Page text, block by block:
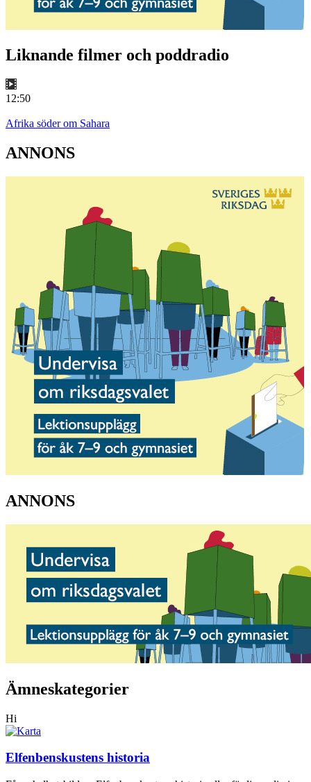
Liknande filmer och poddradio
12:50
Afrika söder om Sahara
ANNONS
ANNONS
Ämneskategorier
Hi
Elfenbenskustens historia